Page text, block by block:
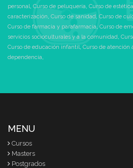
personal, Curso de peluquería, Curso de
caracterización, Curso de sanidad, Curso de
Curso de farmacia y parafarmacia,Curso de
servicios socioculturales y a la comunidad,
Curso de educación infantil, Curso de atención
dependencia,
MENU
Cursos
Masters
Postgrados